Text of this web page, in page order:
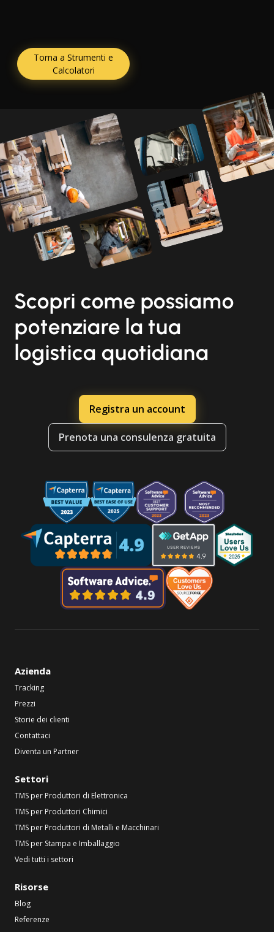
Torna a Strumenti e
Calcolatori
Scopri come possiamo
potenziare la tua
logistica quotidiana
Registra un account
Prenota una consulenza gratuita
Azienda
Tracking
Prezzi
Storie dei clienti
Contattaci
Diventa un Partner
Settori
TMS per Produttori di Elettronica
TMS per Produttori Chimici
TMS per Produttori di Metalli e Macchinari
TMS per Stampa e Imballaggio
Vedi tutti i settori
Risorse
Blog
Referenze